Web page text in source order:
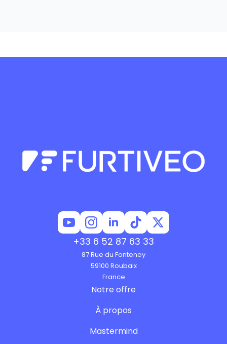
+33 6 52 87 63 33
87 Rue du Fontenoy
59100 Roubaix
France
Notre offre
À propos
Mastermind